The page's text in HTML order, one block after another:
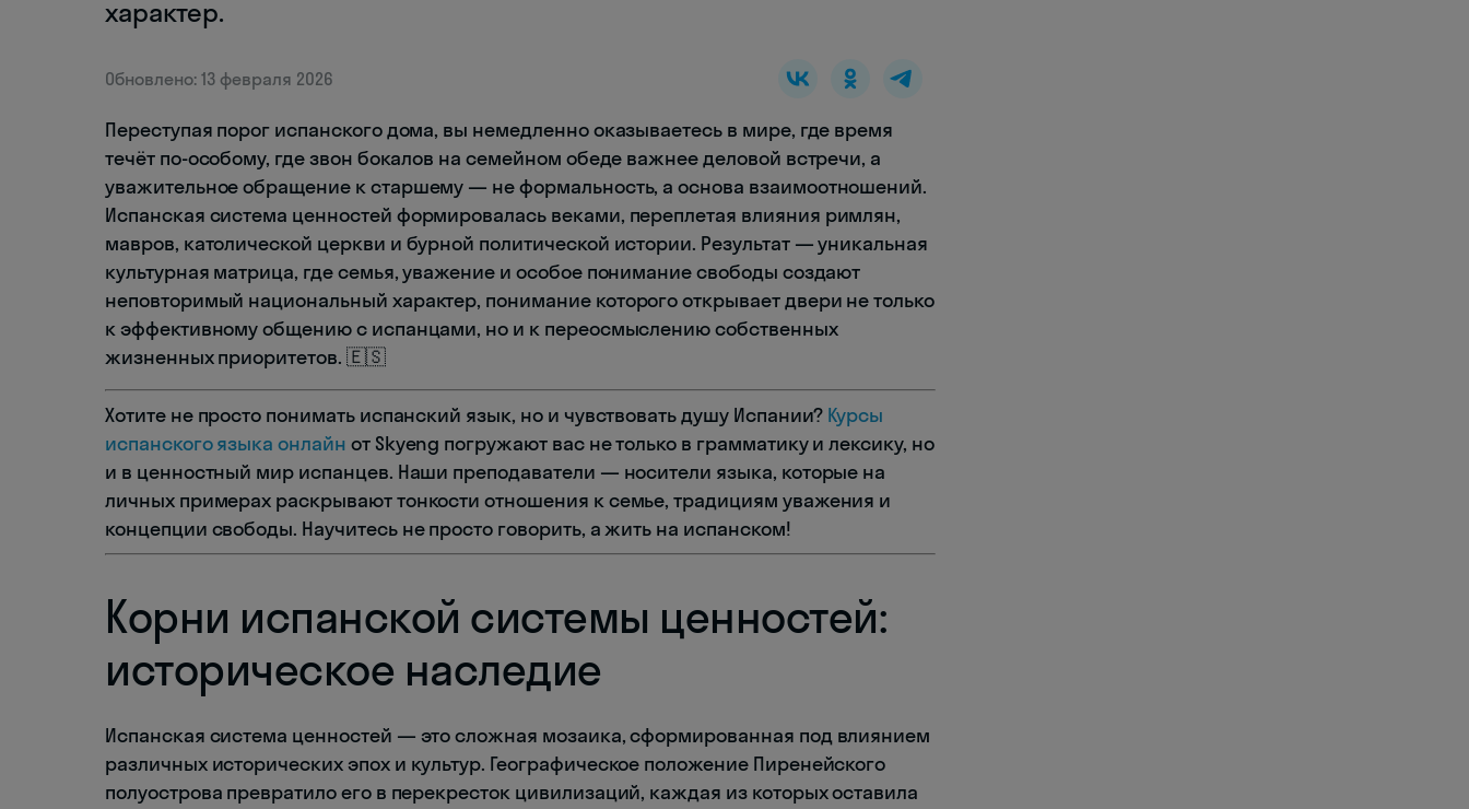
характер.
Обновлено: 13 февраля 2026
Переступая порог испанского дома, вы немедленно оказываетесь в мире, где время
течёт по-особому, где звон бокалов на семейном обеде важнее деловой встречи, а
уважительное обращение к старшему — не формальность, а основа взаимоотношений.
Испанская система ценностей формировалась веками, переплетая влияния римлян,
мавров, католической церкви и бурной политической истории. Результат — уникальная
культурная матрица, где семья, уважение и особое понимание свободы создают
неповторимый национальный характер, понимание которого открывает двери не только
к эффективному общению с испанцами, но и к переосмыслению собственных
жизненных приоритетов. 🇪🇸
Хотите не просто понимать испанский язык, но и чувствовать душу Испании? Курсы
испанского языка онлайн от Skyeng погружают вас не только в грамматику и лексику, но
и в ценностный мир испанцев. Наши преподаватели — носители языка, которые на
личных примерах раскрывают тонкости отношения к семье, традициям уважения и
концепции свободы. Научитесь не просто говорить, а жить на испанском!
Корни испанской системы ценностей:
историческое наследие
Испанская система ценностей — это сложная мозаика, сформированная под влиянием
различных исторических эпох и культур. Географическое положение Пиренейского
полуострова превратило его в перекресток цивилизаций, каждая из которых оставила